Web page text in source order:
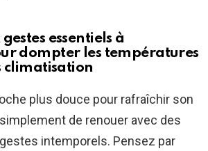
essentiels à
dompter les températures
climatisation
plus douce pour rafraîchir son
de renouer avec des
intemporels. Pensez par